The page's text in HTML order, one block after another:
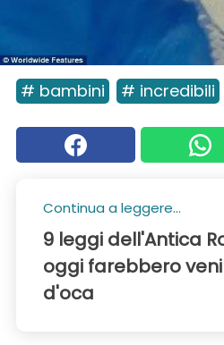
# bambini # incredibili
Continua a leggere...
9 leggi dell'Antica
oggi farebbero
d'oca